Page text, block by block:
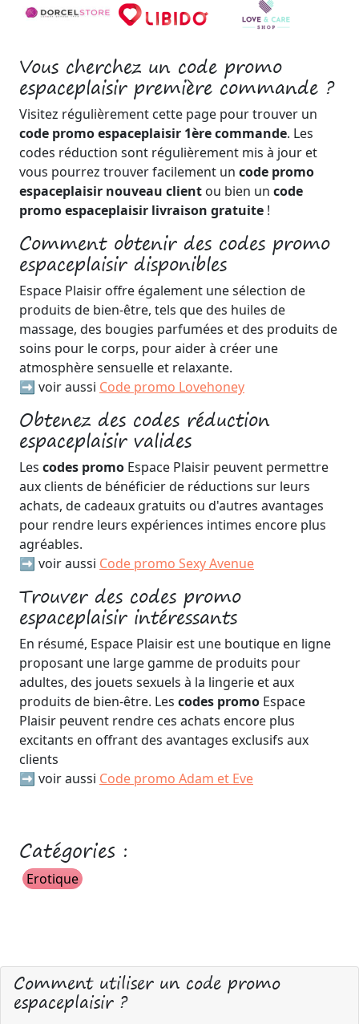
Vous cherchez un code promo
espaceplaisir première commande ?
Visitez régulièrement cette page pour trouver un
code promo espaceplaisir 1ère commande. Les
codes réduction sont régulièrement mis à jour et
vous pourrez trouver facilement un code promo
espaceplaisir nouveau client ou bien un code
promo espaceplaisir livraison gratuite !
Comment obtenir des codes promo
espaceplaisir disponibles
Espace Plaisir offre également une sélection de
produits de bien-être, tels que des huiles de
massage, des bougies parfumées et des produits de
soins pour le corps, pour aider à créer une
atmosphère sensuelle et relaxante.
➡️ voir aussi Code promo Lovehoney
Obtenez des codes réduction
espaceplaisir valides
Les codes promo Espace Plaisir peuvent permettre
aux clients de bénéficier de réductions sur leurs
achats, de cadeaux gratuits ou d'autres avantages
pour rendre leurs expériences intimes encore plus
agréables.
➡️ voir aussi Code promo Sexy Avenue
Trouver des codes promo
espaceplaisir intéressants
En résumé, Espace Plaisir est une boutique en ligne
proposant une large gamme de produits pour
adultes, des jouets sexuels à la lingerie et aux
produits de bien-être. Les codes promo Espace
Plaisir peuvent rendre ces achats encore plus
excitants en offrant des avantages exclusifs aux
clients
➡️ voir aussi Code promo Adam et Eve
Catégories :
Erotique
Comment utiliser un code promo
espaceplaisir ?